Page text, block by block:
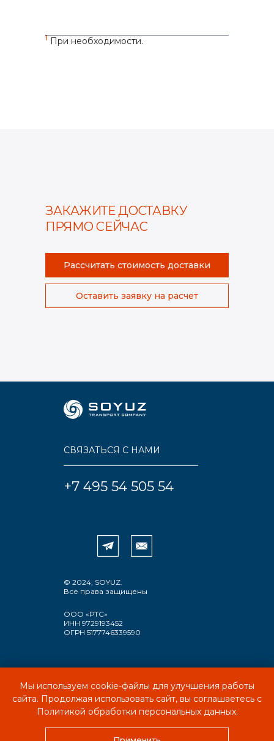
1 При необходимости.
ЗАКАЖИТЕ ДОСТАВКУ
ПРЯМО СЕЙЧАС
Оставить заявку на расчет
Рассчитать стоимость доставки
СВЯЗАТЬСЯ С НАМИ
+7 495 54 505 54
© 2024, SOYUZ.
Все права защищены
ПОЛИТИКА КОНФИДЕНЦИАЛЬНОСТИ
ПОЛЬЗОВАТЕЛЬСКОЕ СОГЛАШЕНИЕ
ООО «РТС»
ИНН 9729193452
ОГРН 5177746339590
Мы используем cookie-файлы для улучшения работы
сайта. Продолжая использовать сайт, вы соглашаетесь с
Политикой обработки персональных данных.